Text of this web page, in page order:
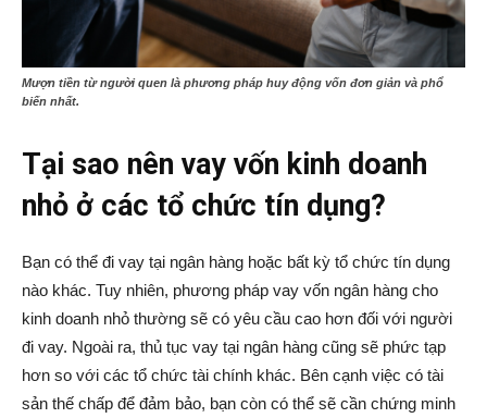
Mượn tiền từ người quen là phương pháp huy động vốn đơn giản và phổ
biến nhất.
Tại sao nên vay vốn kinh doanh
nhỏ ở các tổ chức tín dụng?
Bạn có thể đi vay tại ngân hàng hoặc bất kỳ tổ chức tín dụng
nào khác. Tuy nhiên, phương pháp vay vốn ngân hàng cho
kinh doanh nhỏ thường sẽ có yêu cầu cao hơn đối với người
đi vay. Ngoài ra, thủ tục vay tại ngân hàng cũng sẽ phức tạp
hơn so với các tổ chức tài chính khác. Bên cạnh việc có tài
sản thế chấp để đảm bảo, bạn còn có thể sẽ cần chứng minh